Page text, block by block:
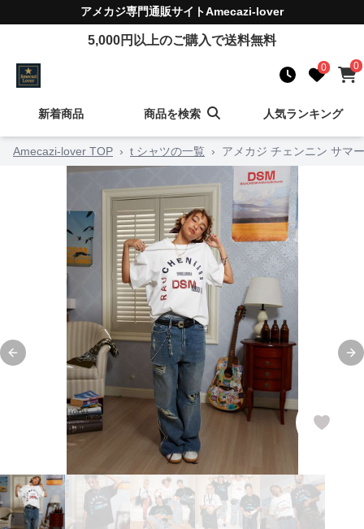
アメカジ専門通販サイトAmecazi-lover
5,000円以上のご購入で送料無料
0 0
新着商品 商品を検索 人気ランキング
Amecazi-lover TOP › t シャツの一覧 › アメカジ チェンニン サマ
Previous slide